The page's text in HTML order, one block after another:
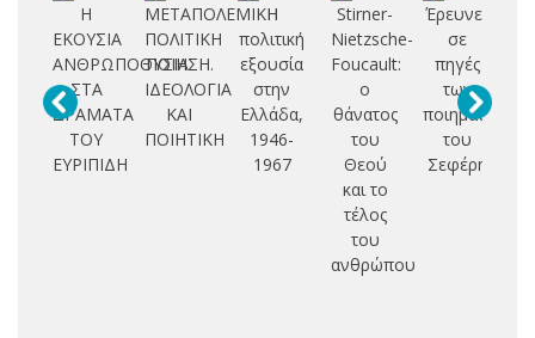
Η
ΕΚΟΥΣΙΑ
ΑΝΘΡΩΠΟΘΥΣΙΑ
ΣΤΑ
ΔΡΑΜΑΤΑ
ΤΟΥ
ΕΥΡΙΠΙΔΗ
ΜΕΤΑΠΟΛΕΜΙΚΗ
ΠΟΛΙΤΙΚΗ
ΠΟΙΗΣΗ.
ΙΔΕΟΛΟΓΙΑ
ΚΑΙ
ΠΟΙΗΤΙΚΗ
Η
πολιτική
εξουσία
στην
Ελλάδα,
1946-
1967
Stirner-
Nietzsche-
Foucault:
ο
θάνατος
του
Θεού
και το
τέλος
του
ανθρώπου
Έρευνες
σε
πηγές
των
ποιημάτων
του
Σεφέρη